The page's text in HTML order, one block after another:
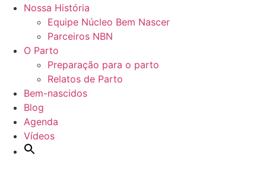
Nossa História
Equipe Núcleo Bem Nascer
Parceiros NBN
O Parto
Preparação para o parto
Relatos de Parto
Bem-nascidos
Blog
Agenda
Vídeos